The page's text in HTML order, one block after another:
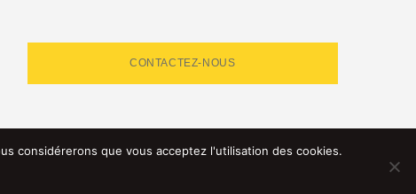
CONTACTEZ-NOUS
considérerons que vous acceptez l'utilisation des cookies.